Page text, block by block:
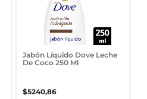
Jabón Líquido Dove Leche
De Coco 250 Ml
$5240,86